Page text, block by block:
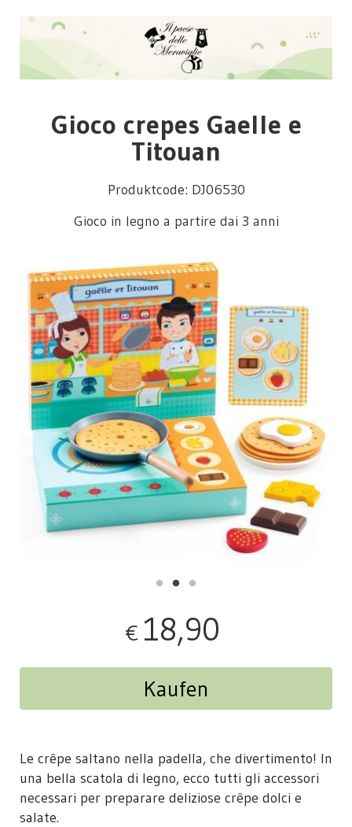
Gioco crepes Gaelle e
Titouan
Produktcode: DJ06530
Gioco in legno a partire dai 3 anni
€ 18,90
Kaufen
Le crêpe saltano nella padella, che divertimento! In
una bella scatola di legno, ecco tutti gli accessori
necessari per preparare deliziose crêpe dolci e
salate.